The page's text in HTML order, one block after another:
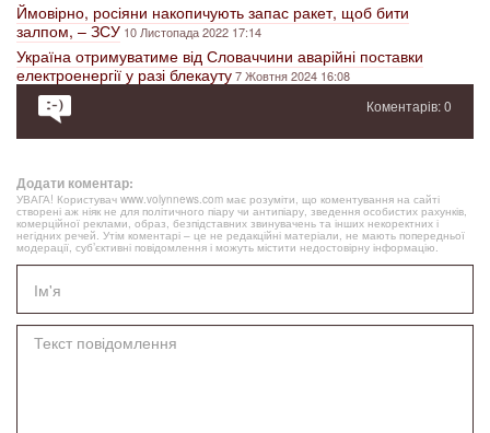
Ймовірно, росіяни накопичують запас ракет, щоб бити
залпом, – ЗСУ 10 Листопада 2022 17:14
Україна отримуватиме від Словаччини аварійні поставки
електроенергії у разі блекауту7 Жовтня 2024 16:08
Коментарів: 0
Додати коментар:
УВАГА! Користувач www.volynnews.com має розуміти, що коментування на сайті
створені аж ніяк не для політичного піару чи антипіару, зведення особистих рахунків,
комерційної реклами, образ, безпідставних звинувачень та інших некоректних і
негідних речей. Утім коментарі – це не редакційні матеріали, не мають попередньої
модерації, суб’єктивні повідомлення і можуть містити недостовірну інформацію.